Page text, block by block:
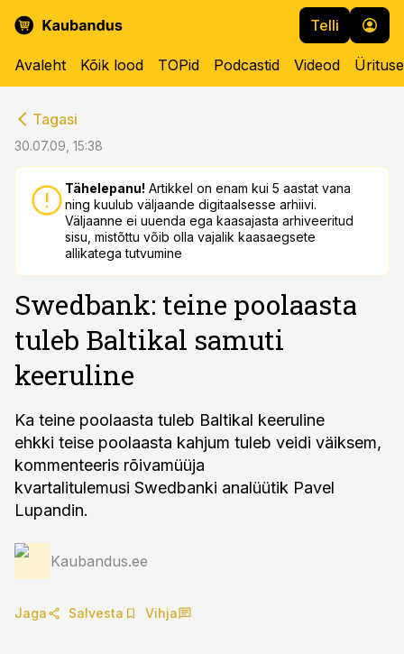
Telli
Avaleht Kõik lood TOPid Podcastid Videod
Tagasi
30.07.09, 15:38
Tähelepanu! Artikkel on enam kui 5 aastat vana
ning kuulub väljaande digitaalsesse arhiivi.
Väljaanne ei uuenda ega kaasajasta arhiveeritud
sisu, mistõttu võib olla vajalik kaasaegsete
allikatega tutvumine
Swedbank: teine poolaasta
tuleb Baltikal samuti
keeruline
Ka teine poolaasta tuleb Baltikal keeruline
ehkki teise poolaasta kahjum tuleb veidi väiksem,
kommenteeris rõivamüüja
kvartalitulemusi Swedbanki analüütik Pavel
Lupandin.
Kaubandus.ee
Jaga Salvesta Vihja